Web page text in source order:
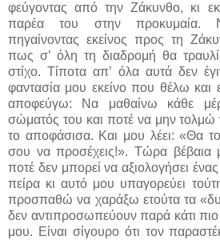
φεύγοντας από την Ζάκυνθο, κι
παρέα του στην προκυμαία.
πηγαίνοντας εκείνος προς τη
πως σ’ όλη τη διαδρομή θα
στίχο. Τίποτα απ’ όλα αυτά δεν
φαντασία μου εκείνο που θέλω και
αποφεύγω: Να μαθαίνω κάθε
σώματός του και ποτέ να μην
το αποφάσισα. Και μου λέει: «Θα
σου να προσέχεις!». Τώρα βέβαια
ποτέ δεν μπορεί να αξιολογήσει
πείρα κι αυτό μου υπαγορεύει
προσπαθώ να χαράξω ετούτα τα
δεν αντιπροσωπεύουν παρά κάτι
μου. Είναι σίγουρο ότι τον